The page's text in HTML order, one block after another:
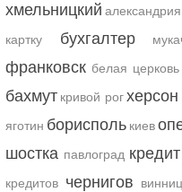
хмельницкий александрия
картку
бухгалтер
франковск белая церковь
бахмут кривой рог херсон
яготин борисполь киев
шостка павлоград
кредитов чернигов